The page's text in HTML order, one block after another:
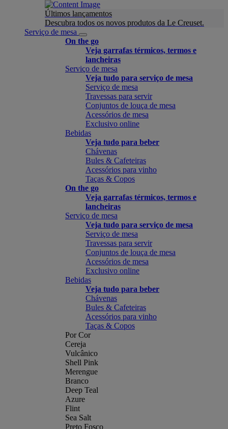
Últimos lançamentos
Descubra todos os novos produtos da Le Creuset.
Serviço de mesa
On the go
Veja garrafas térmicos, termos e
lancheiras
Serviço de mesa
Veja tudo para serviço de mesa
Serviço de mesa
Travessas para servir
Conjuntos de louça de mesa
Acessórios de mesa
Exclusivo online
Bebidas
Veja tudo para beber
Chávenas
Bules & Cafeteiras
Acessórios para vinho
Taças & Copos
On the go
Veja garrafas térmicos, termos e
lancheiras
Serviço de mesa
Veja tudo para serviço de mesa
Serviço de mesa
Travessas para servir
Conjuntos de louça de mesa
Acessórios de mesa
Exclusivo online
Bebidas
Veja tudo para beber
Chávenas
Bules & Cafeteiras
Acessórios para vinho
Taças & Copos
Por Cor
Cereja
Vulcânico
Shell Pink
Merengue
Branco
Deep Teal
Azure
Flint
Sea Salt
Preto Fosco